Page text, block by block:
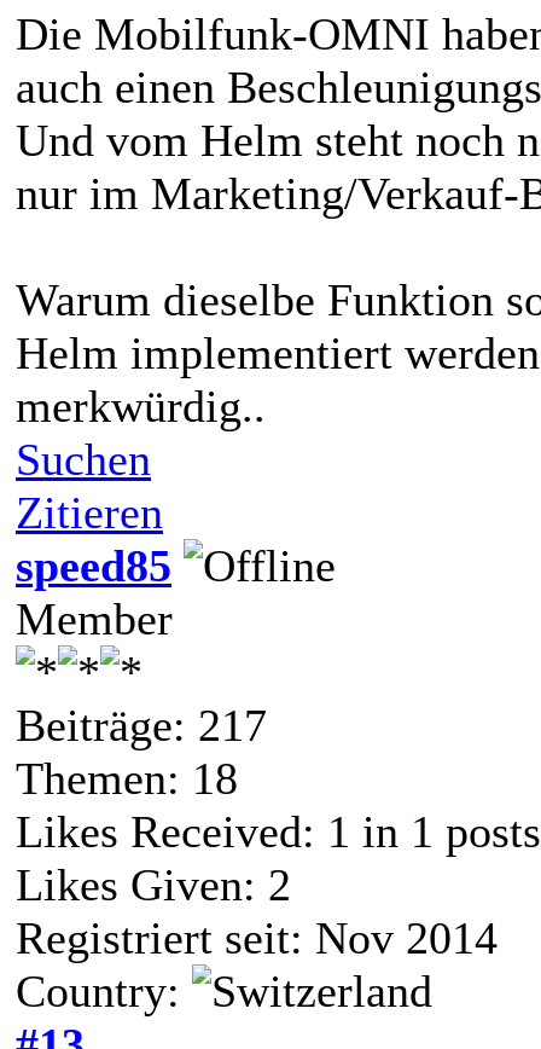
Die Mobilfunk-OMNI
auch einen
Und vom Helm steht noch
nur im Marketing/
Warum dieselbe Funktion
Helm implementiert
merkwürdig..
Suchen
Zitieren
speed85
Member
Beiträge: 217
Themen: 18
Likes Received: 1 in 1 posts
Likes Given: 2
Registriert seit: Nov 2014
Country: